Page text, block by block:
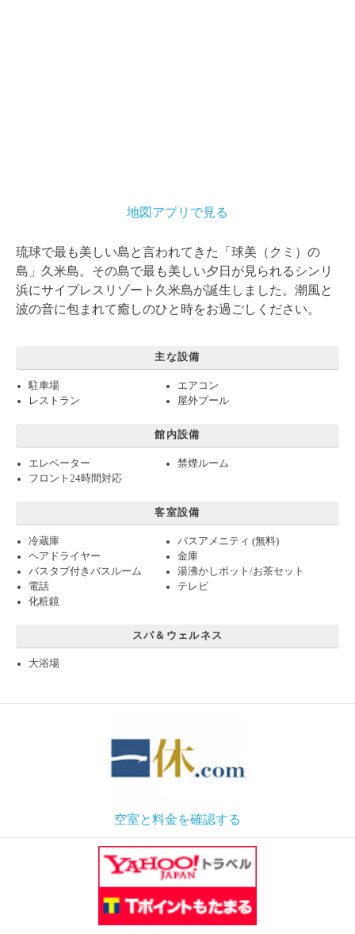
地図アプリで見る
琉球で最も美しい島と言われてきた「球美（クミ）の
島」久米島。その島で最も美しい夕日が見られるシンリ
浜にサイプレスリゾート久米島が誕生しました。潮風と
波の音に包まれて癒しのひと時をお過ごしください。
主な設備
駐車場
エアコン
レストラン
屋外プール
館内設備
エレベーター
禁煙ルーム
フロント24時間対応
客室設備
冷蔵庫
バスアメニティ (無料)
ヘアドライヤー
金庫
バスタブ付きバスルーム
湯沸かしポット/お茶セット
電話
テレビ
化粧鏡
スパ＆ウェルネス
大浴場
空室と料金を確認する